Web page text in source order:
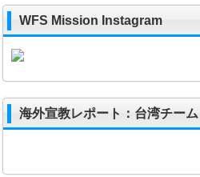
WFS Mission Instagram
海外宣教レポート：台湾チーム